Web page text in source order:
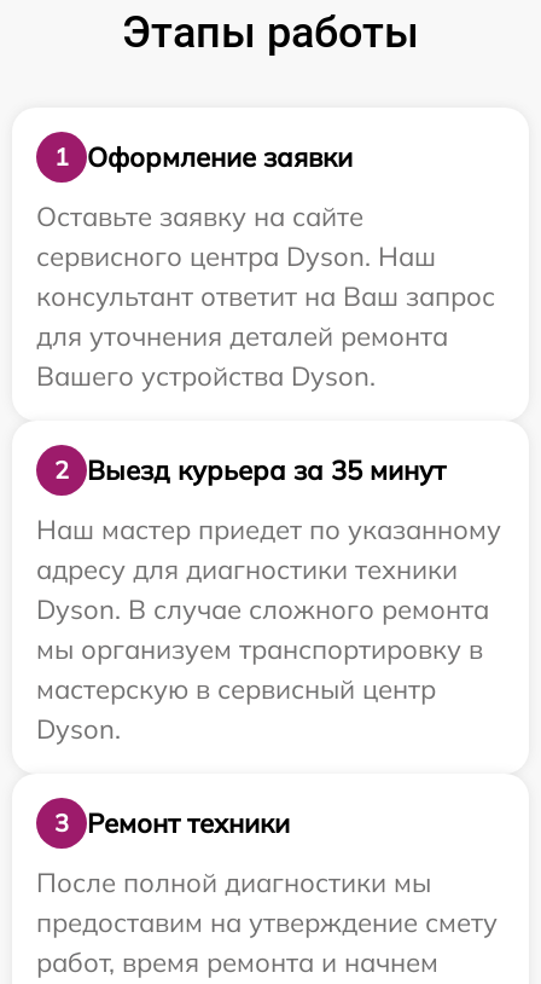
Этапы работы
1
Оформление заявки
Оставьте заявку на сайте
сервисного центра Dyson. Наш
консультант ответит на Ваш запрос
для уточнения деталей ремонта
Вашего устройства Dyson.
2
Выезд курьера за 35 минут
Наш мастер приедет по указанному
адресу для диагностики техники
Dyson. В случае сложного ремонта
мы организуем транспортировку в
мастерскую в сервисный центр
Dyson.
3
Ремонт техники
После полной диагностики мы
предоставим на утверждение смету
работ, время ремонта и начнем